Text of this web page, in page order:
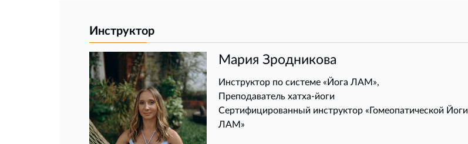
Инструктор
Мария Зродникова
Инструктор по системе «Йога ЛАМ»,
Преподаватель хатха-йоги
Сертифицированный инструктор «Гомеопатической Йоги
ЛАМ»